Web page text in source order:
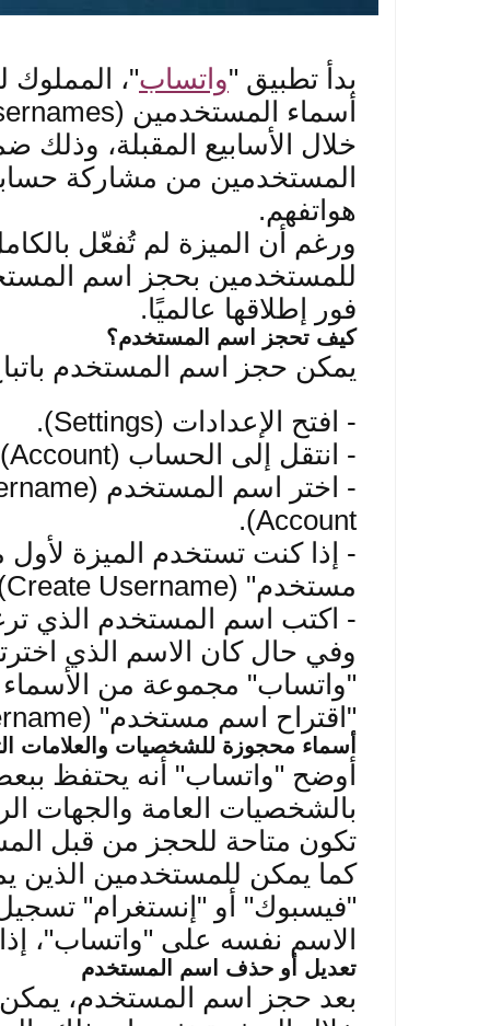
بدأ تطبيق "واتساب"، المملوك
أسماء المستخدمين (Usernames)
خلال الأسابيع المقبلة،
المستخدمين من مشاركة
هواتفهم.
ورغم أن الميزة لم تُفعّل
للمستخدمين بحجز اسم
فور إطلاقها عالميًا.
كيف تحجز اسم المستخدم؟
يمكن حجز اسم المستخدم
- افتح الإعدادات (Settings).
-
انتقل إلى الحساب (Account).
- اختر اسم المستخدم (Username)
Account).
-
إذا كنت تستخدم الميزة
مستخدم" (Create Username).
- اكتب اسم المستخدم الذي
وفي حال كان الاسم الذي
"واتساب" مجموعة من الأسماء
"اقتراح اسم مستخدم" (Suggest a Username).
أسماء محجوزة للشخصيات والعلامات
أوضح "واتساب" أنه يحتفظ
بالشخصيات العامة والجهات
تكون متاحة للحجز من قبل
كما يمكن للمستخدمين
"فيسبوك" أو "إنستغرام"
الاسم نفسه على "واتساب"،
تعديل أو حذف اسم المستخدم
بعد حجز اسم المستخدم،